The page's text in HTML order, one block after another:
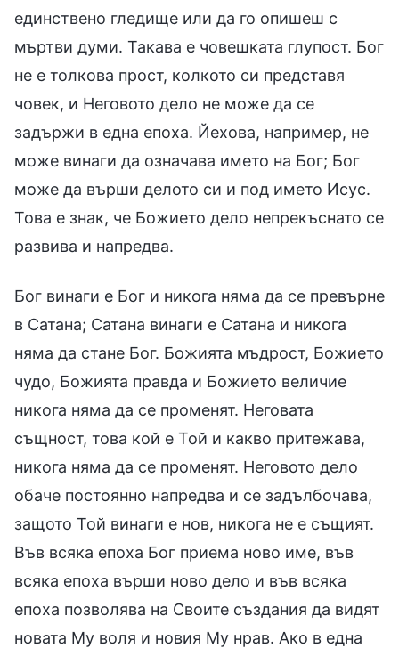
единствено гледище или да го опишеш с
мъртви думи. Такава е човешката глупост. Бог
не е толкова прост, колкото си представя
човек, и Неговото дело не може да се
задържи в една епоха. Йехова, например, не
може винаги да означава името на Бог; Бог
може да върши делото си и под името Исус.
Това е знак, че Божието дело непрекъснато се
развива и напредва.
Бог винаги е Бог и никога няма да се превърне
в Сатана; Сатана винаги е Сатана и никога
няма да стане Бог. Божията мъдрост, Божието
чудо, Божията правда и Божието величие
никога няма да се променят. Неговата
същност, това кой е Той и какво притежава,
никога няма да се променят. Неговото дело
обаче постоянно напредва и се задълбочава,
защото Той винаги е нов, никога не е същият.
Във всяка епоха Бог приема ново име, във
всяка епоха върши ново дело и във всяка
епоха позволява на Своите създания да видят
новата Му воля и новия Му нрав. Ако в една